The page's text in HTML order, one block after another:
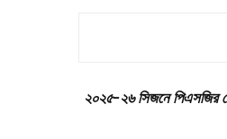
২০২৫-২৬ সিজনে পিএসজির